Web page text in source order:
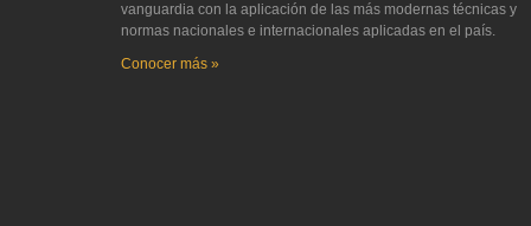
vanguardia con la aplicación de las más modernas técnicas y
normas nacionales e internacionales aplicadas en el país.
Conocer más »